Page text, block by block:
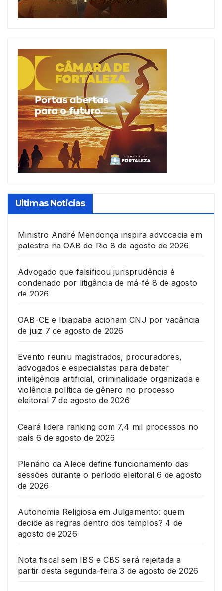
Ultimas Noticias
Ministro André Mendonça inspira advocacia em
palestra na OAB do Rio 8 de agosto de 2026
Advogado que falsificou jurisprudência é
condenado por litigância de má-fé 8 de agosto
de 2026
OAB-CE e Ibiapaba acionam CNJ por vacância
de juiz 7 de agosto de 2026
Evento reuniu magistrados, procuradores,
advogados e especialistas para debater
inteligência artificial, criminalidade organizada e
violência política de gênero no processo
eleitoral 7 de agosto de 2026
Ceará lidera ranking com 7,4 mil processos no
país 6 de agosto de 2026
Plenário da Alece define funcionamento das
sessões durante o período eleitoral 6 de agosto
de 2026
Autonomia Religiosa em Julgamento: quem
decide as regras dentro dos templos? 4 de
agosto de 2026
Nota fiscal sem IBS e CBS será rejeitada a
partir desta segunda-feira 3 de agosto de 2026